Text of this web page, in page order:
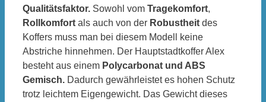
Qualitätsfaktor. Sowohl vom Tragekomfort,
Rollkomfort als auch von der Robustheit des
Koffers muss man bei diesem Modell keine
Abstriche hinnehmen. Der Hauptstadtkoffer Alex
besteht aus einem Polycarbonat und ABS
Gemisch. Dadurch gewährleistet es hohen Schutz
trotz leichtem Eigengewicht. Das Gewicht dieses